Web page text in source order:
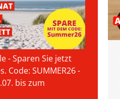
- Sparen Sie jetzt
Code: SUMMER26 -
bis zum